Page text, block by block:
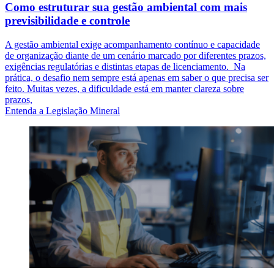
Como estruturar sua gestão ambiental com mais
previsibilidade e controle
A gestão ambiental exige acompanhamento contínuo e capacidade
de organização diante de um cenário marcado por diferentes prazos,
exigências regulatórias e distintas etapas de licenciamento. Na
prática, o desafio nem sempre está apenas em saber o que precisa ser
feito. Muitas vezes, a dificuldade está em manter clareza sobre
prazos,
Entenda a Legislação Mineral